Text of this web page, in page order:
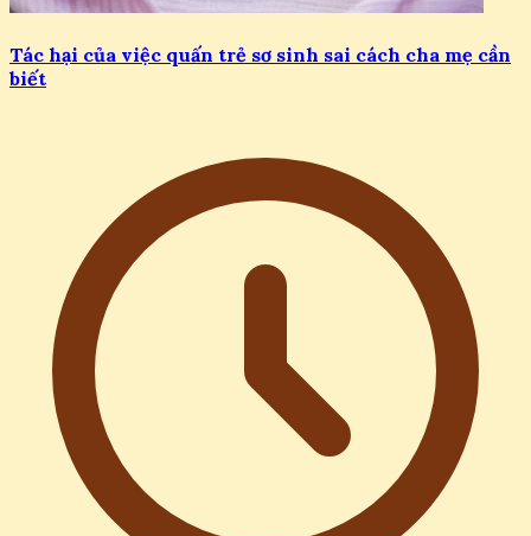
Tác hại của việc quấn trẻ sơ sinh sai cách cha mẹ cần
biết